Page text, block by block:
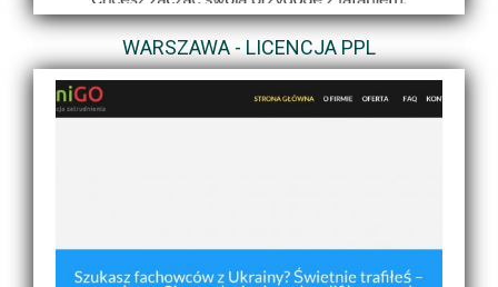
WARSZAWA - LICENCJA PPL